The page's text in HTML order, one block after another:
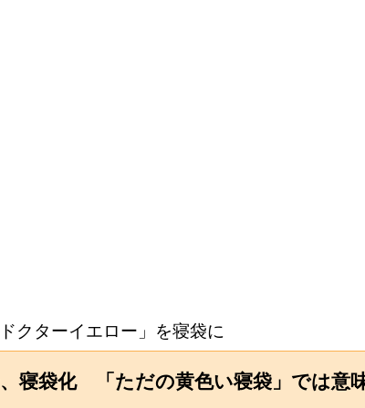
ドクターイエロー」を寝袋に
寝袋化 「ただの黄色い寝袋」では意